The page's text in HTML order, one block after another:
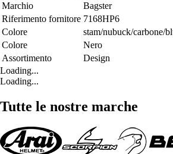
Marchio
Bagster
Riferimento fornitore 7168HP6
Colore
stam/nubuck/carbone/
Colore
Nero
Assortimento
Design
Loading...
Loading...
Tutte le nostre marche